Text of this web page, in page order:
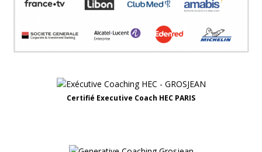
Certifié Executive Coach HEC PARIS